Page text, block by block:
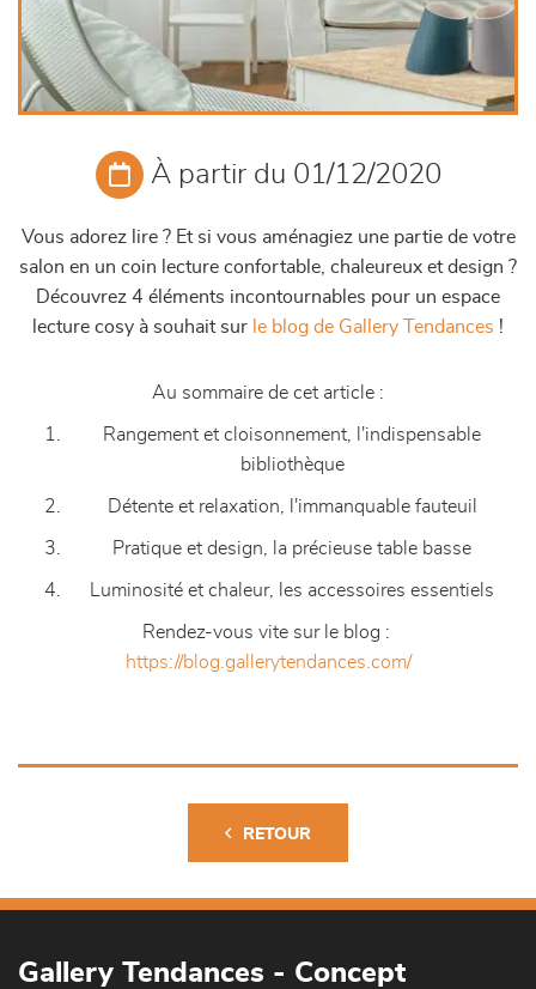
À partir du 01/12/2020
Vous adorez lire ? Et si vous aménagiez une partie de votre
salon en un coin lecture confortable, chaleureux et design ?
Découvrez 4 éléments incontournables pour un espace
lecture cosy à souhait sur le blog de Gallery Tendances !
Au sommaire de cet article :
Rangement et cloisonnement, l'indispensable
bibliothèque
Détente et relaxation, l'immanquable fauteuil
Pratique et design, la précieuse table basse
Luminosité et chaleur, les accessoires essentiels
Rendez-vous vite sur le blog :
https://blog.gallerytendances.com/
RETOUR
Gallery Tendances - Concept